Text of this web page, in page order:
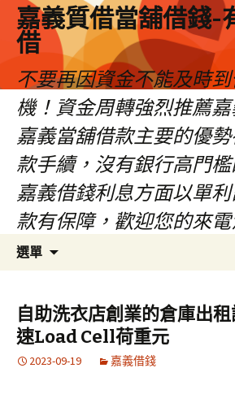
嘉義質借當舖借錢-
借
不要再因資金不能及時
機！資金周轉強烈推薦
嘉義當舖借款主要的優
款手續，沒有銀行高門檻
嘉義借錢利息方面以單
款有保障，歡迎您的來電
選單
容
區
自助洗衣店創業的倉庫出
速Load Cell荷重元
2023-09-19 嘉義借錢